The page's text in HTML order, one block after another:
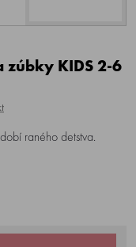
zúbky KIDS 2-6
raného detstva.